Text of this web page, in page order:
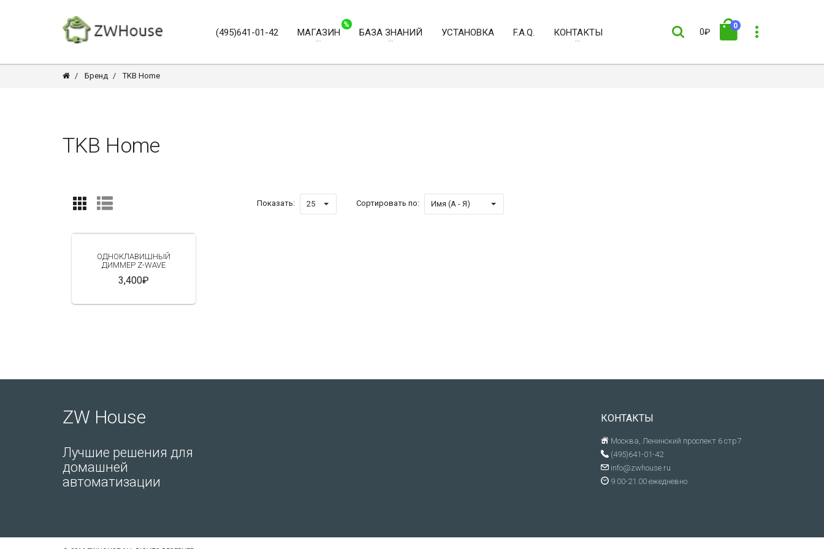
0₽
0
(495)641-01-42 МАГАЗИН
%
БАЗА ЗНАНИЙ УСТАНОВКА F.A.Q. КОНТАКТЫ
Бренд TKB Home
TKB Home
Показать: 25 Сортировать по: Имя (А - Я)
ОДНОКЛАВИШНЫЙ
ДИММЕР Z-WAVE
3,400₽
ZW House
Лучшие решения для
домашней
автоматизации
КОНТАКТЫ
Москва, Ленинский проспект 6 стр7
(495)641-01-42
info@zwhouse.ru
9.00-21.00 ежедневно